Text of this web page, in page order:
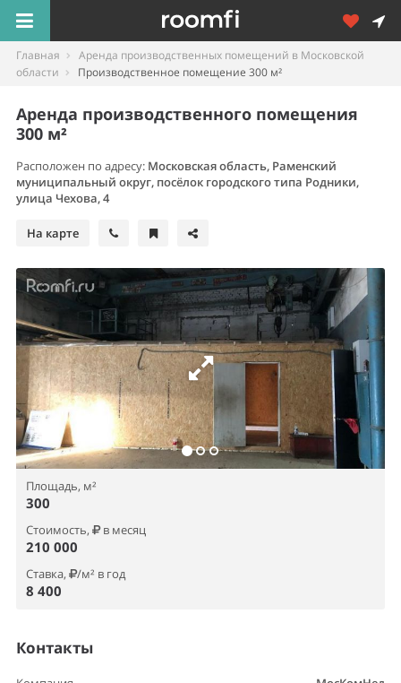
Главная
Аренда производственных помещений в Московской
области
Производственное помещение 300 м²
Аренда производственного помещения
300 м²
Расположен по адресу: Московская область, Раменский
муниципальный округ, посёлок городского типа Родники,
улица Чехова, 4
На карте
Площадь, м²
300
Стоимость, в месяц
210 000
Ставка, /м² в год
8 400
Контакты